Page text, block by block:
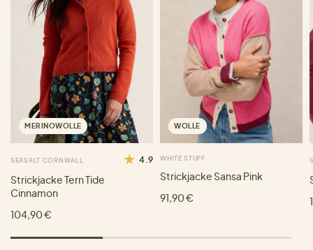
MERINOWOLLE
SEASALT CORNWALL 4.9
Strickjacke Tern Tide
Cinnamon
104,90 €
WOLLE
WHITE STUFF
Strickjacke Sansa Pink
91,90 €